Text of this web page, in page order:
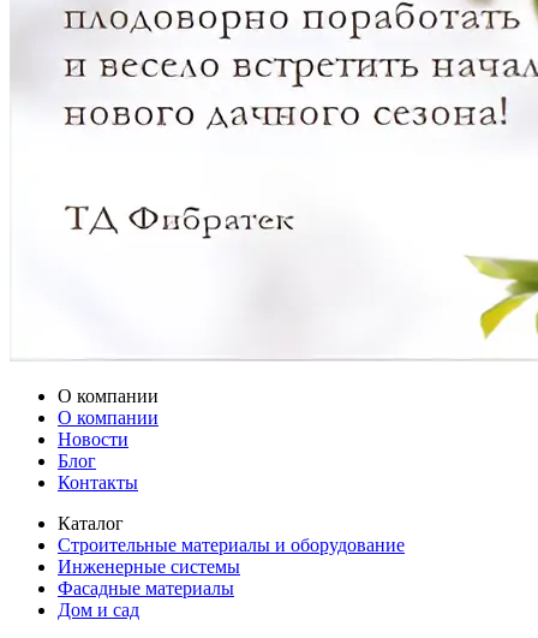
О компании
О компании
Новости
Блог
Контакты
Каталог
Строительные материалы и оборудование
Инженерные системы
Фасадные материалы
Дом и сад